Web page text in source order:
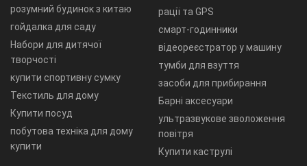
розумний будинок з китаю
гойдалка для саду
Набори для дитячої
творчості
купити спортивну сумку
Текстиль для дому
Купити посуд
побутова техніка для дому
купити
рації та GPS
смарт-годинники
відеореєстратор у машину
тумби для взуття
засоби для прибирання
Барні аксесуари
ультразвукове зволоження
повітря
Купити каструлі